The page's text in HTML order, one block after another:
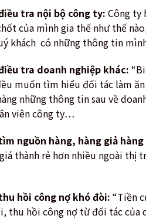
tra nội bộ công ty: Công ty
của mình gia thế như thế
khách có những thông tin
tra doanh nghiệp khác:
muốn tìm hiểu đối tác làm
những thông tin sau về
viên công ty…
nguồn hàng, hàng giả
thành rẻ hơn nhiều ngoài
hồi công nợ khó đòi: “Tiền
thu hồi công nợ từ đối tác của